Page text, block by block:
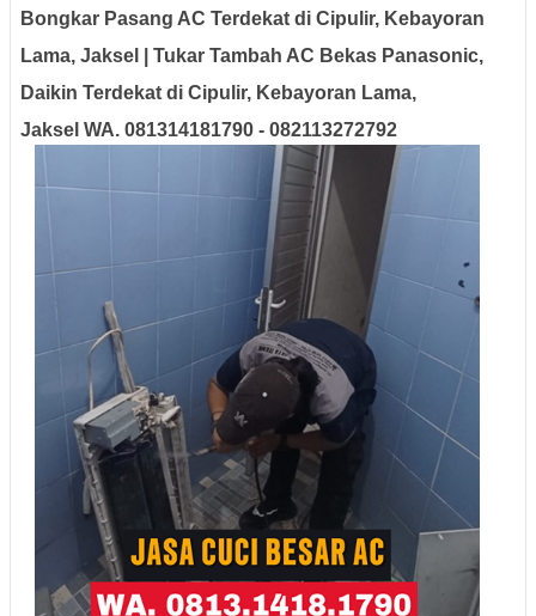
Bongkar Pasang AC Terdekat di Cipulir, Kebayoran
Lama, Jaksel | Tukar Tambah AC Bekas Panasonic,
Daikin Terdekat di Cipulir, Kebayoran Lama,
Jaksel WA. 081314181790 - 082113272792